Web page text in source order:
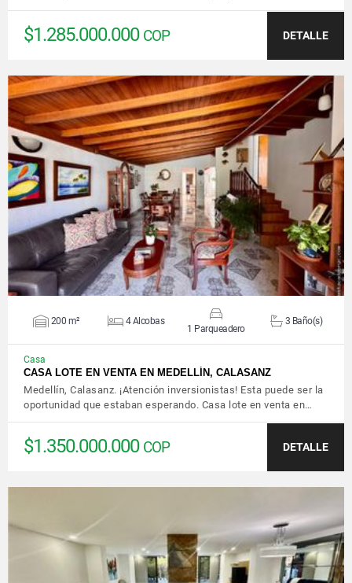
$1.285.000.000 COP DETALLE
VER DETALLES
200 m² 4 Alcobas
1 Parqueadero
3 Baño(s)
Casa
CASA LOTE EN VENTA EN MEDELLÍN, CALASANZ
Medellín, Calasanz. ¡Atención inversionistas! Esta puede ser la
oportunidad que estaban esperando. Casa lote en venta en…
$1.350.000.000 COP DETALLE